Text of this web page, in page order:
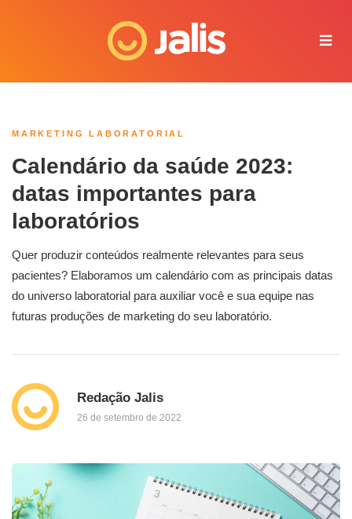
MARKETING LABORATORIAL
Calendário da saúde 2023:
datas importantes para
laboratórios
Quer produzir conteúdos realmente relevantes para seus
pacientes? Elaboramos um calendário com as principais datas
do universo laboratorial para auxiliar você e sua equipe nas
futuras produções de marketing do seu laboratório.
Redação Jalis
26 de setembro de 2022
Juliana - Jalis